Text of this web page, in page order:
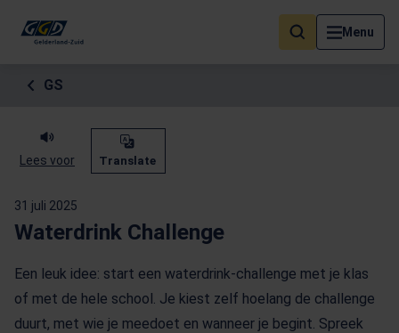
Menu
Als de resultaten voor automatisch aanvullen beschikbaar zijn,
GS
Lees voor Translate
31 juli 2025
Waterdrink Challenge
Een leuk idee: start een waterdrink-challenge met je klas
of met de hele school. Je kiest zelf hoelang de challenge
duurt, met wie je meedoet en wanneer je begint. Spreek